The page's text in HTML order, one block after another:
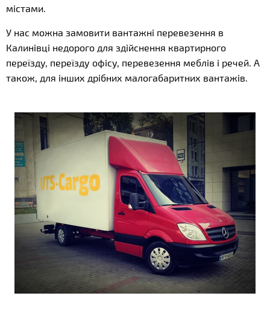
містами.
У нас можна замовити вантажні перевезення в
Калинівці недорого для здійснення квартирного
переїзду, переїзду офісу, перевезення меблів і речей. А
також, для інших дрібних малогабаритних вантажів.